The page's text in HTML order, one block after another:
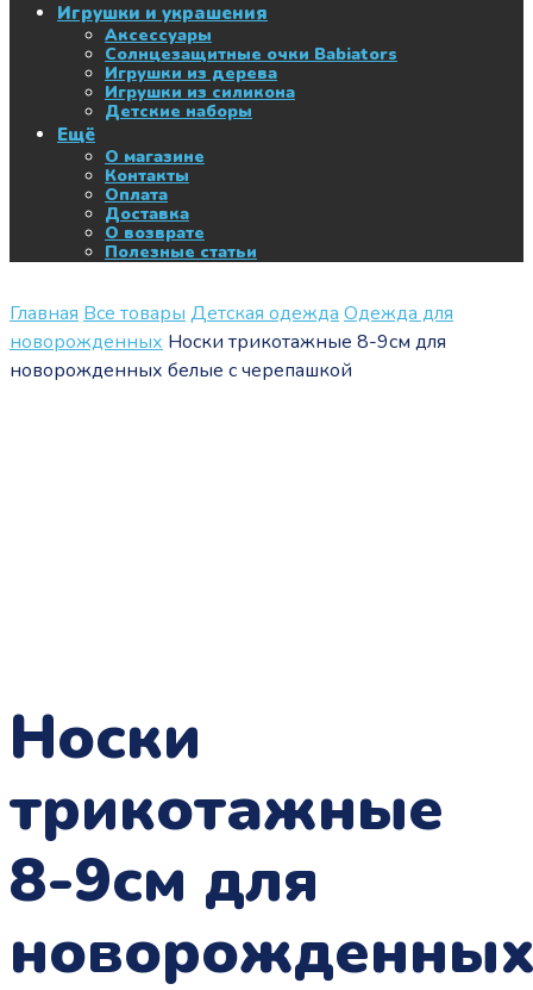
Игрушки и украшения
Аксессуары
Солнцезащитные очки Babiators
Игрушки из дерева
Игрушки из силикона
Детские наборы
Ещё
О магазине
Контакты
Оплата
Доставка
О возврате
Полезные статьи
Главная Все товары Детская одежда Одежда для
новорожденных Носки трикотажные 8-9см для
новорожденных белые с черепашкой
Носки
трикотажные
8-9см для